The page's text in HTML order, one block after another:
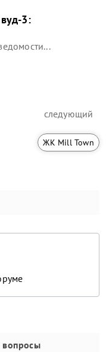
3:
следующий
ЖК Mill Town
вопросы